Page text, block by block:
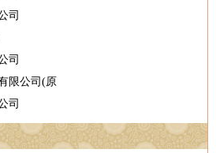
司
司
限公司(原
司